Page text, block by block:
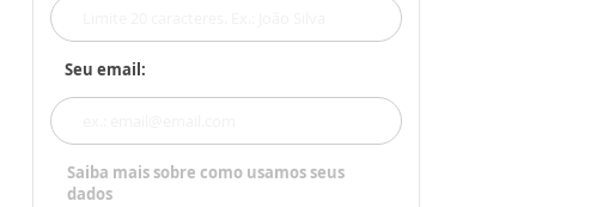
Seu email:
Saiba mais sobre como usamos seus
dados